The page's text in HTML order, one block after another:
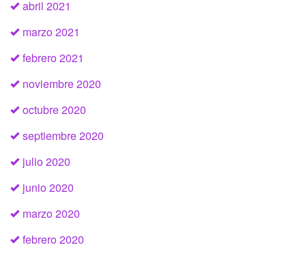
abril 2021
marzo 2021
febrero 2021
noviembre 2020
octubre 2020
septiembre 2020
julio 2020
junio 2020
marzo 2020
febrero 2020